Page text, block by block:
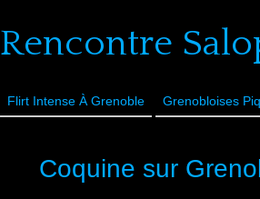
Rencontre
Flirt Intense À Grenoble Grenobloises
Coquine sur